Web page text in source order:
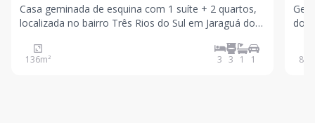
Casa geminada de esquina com 1 suíte + 2 quartos,
localizada no bairro Três Rios do Sul em Jaraguá do
estar e jantar Banheiro social Lavabo Sacada Vaga
136m² 3 3 1 1
do Sul 03 dormitórios 02
87